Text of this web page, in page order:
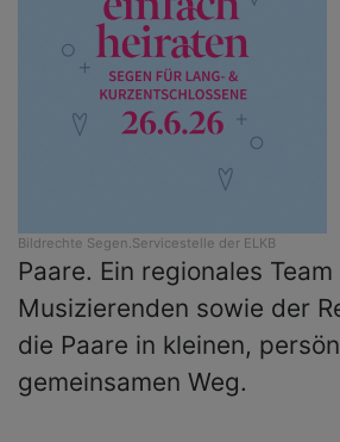
Bildrechte Segen.Servicestelle der ELKB
Paare. Ein regionales
Musizierenden sowie der
die Paare in kleinen,
gemeinsamen Weg.